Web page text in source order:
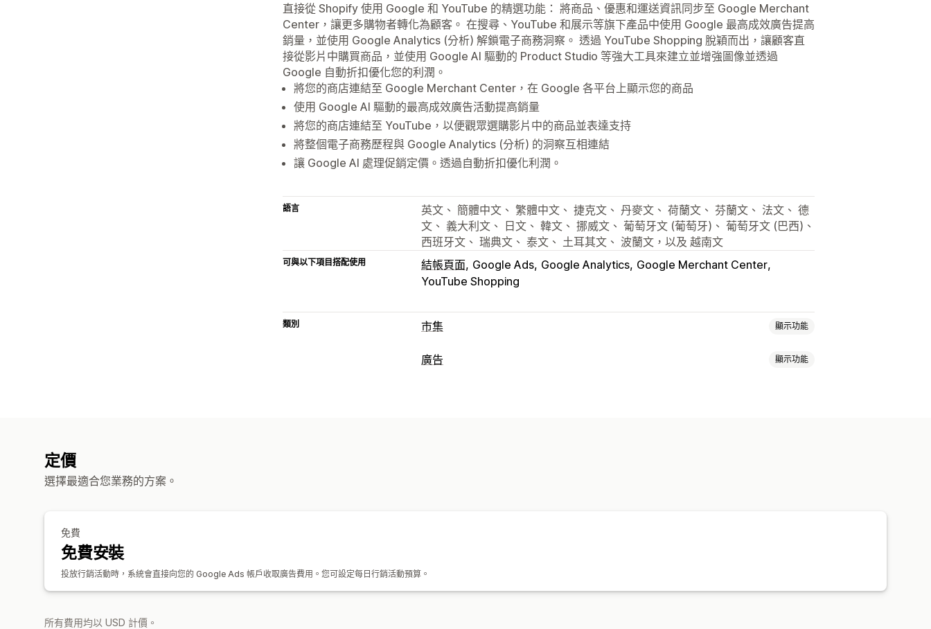
直接從 Shopify 使用 Google 和 YouTube 的精選功能： 將商品、優惠和運送資訊同步至 Google Merchant
Center，讓更多購物者轉化為顧客。 在搜尋、YouTube 和展示等旗下產品中使用 Google 最高成效廣告提高
銷量，並使用 Google Analytics (分析) 解鎖電子商務洞察。 透過 YouTube Shopping 脫穎而出，讓顧客直
接從影片中購買商品，並使用 Google AI 驅動的 Product Studio 等強大工具來建立並增強圖像並透過
Google 自動折扣優化您的利潤。
將您的商店連結至 Google Merchant Center，在 Google 各平台上顯示您的商品
使用 Google AI 驅動的最高成效廣告活動提高銷量
將您的商店連結至 YouTube，以便觀眾選購影片中的商品並表達支持
將整個電子商務歷程與 Google Analytics (分析) 的洞察互相連結
讓 Google AI 處理促銷定價。透過自動折扣優化利潤。
語言
英文、 簡體中文、 繁體中文、 捷克文、 丹麥文、 荷蘭文、 芬蘭文、 法文、 德
文、 義大利文、 日文、 韓文、 挪威文、 葡萄牙文 (葡萄牙)、 葡萄牙文 (巴西)、
西班牙文、 瑞典文、 泰文、 土耳其文、 波蘭文，以及 越南文
可與以下項目搭配使用 結帳頁面 Google Ads Google Analytics Google Merchant Center
YouTube Shopping
類別 市集 顯示功能
產品資訊管理
廣告 顯示功能
定價
選擇最適合您業務的方案。
免費
免費安裝
投放行銷活動時，系統會直接向您的 Google Ads 帳戶收取廣告費用。您可設定每日行銷活動預算。
所有費用均以 USD 計價。